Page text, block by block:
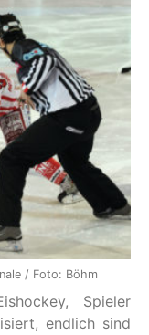
/ Foto: Böhm
Spieler
endlich sind